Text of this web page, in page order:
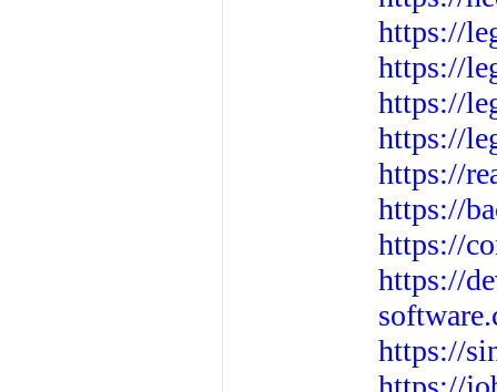
https://
https://
https://
https://
https://
https://
https://
https://
https://